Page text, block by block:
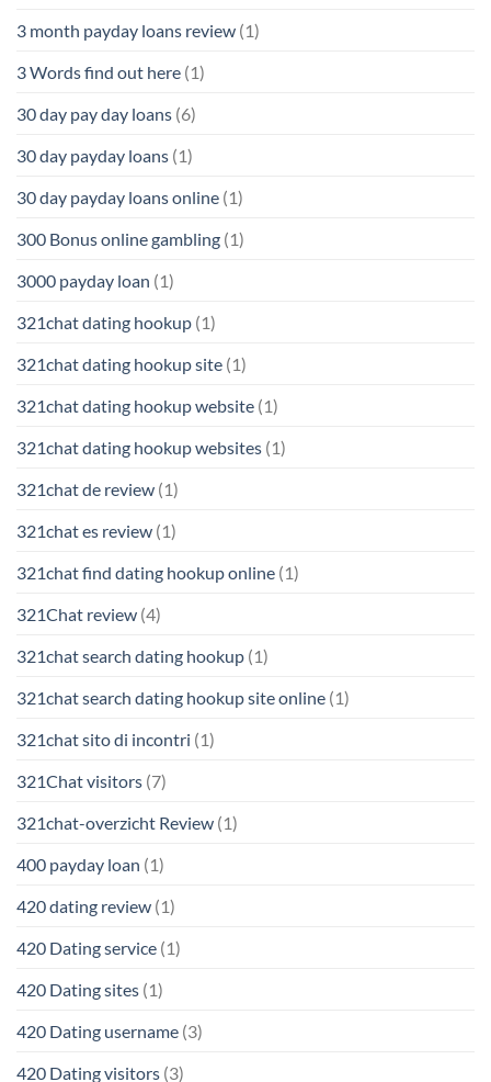
3 month payday loans review (1)
3 Words find out here (1)
30 day pay day loans (6)
30 day payday loans (1)
30 day payday loans online (1)
300 Bonus online gambling (1)
3000 payday loan (1)
321chat dating hookup (1)
321chat dating hookup site (1)
321chat dating hookup website (1)
321chat dating hookup websites (1)
321chat de review (1)
321chat es review (1)
321chat find dating hookup online (1)
321Chat review (4)
321chat search dating hookup (1)
321chat search dating hookup site online (1)
321chat sito di incontri (1)
321Chat visitors (7)
321chat-overzicht Review (1)
400 payday loan (1)
420 dating review (1)
420 Dating service (1)
420 Dating sites (1)
420 Dating username (3)
420 Dating visitors (3)